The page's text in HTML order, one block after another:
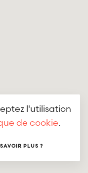
l'utilisation
de cookie.
PLUS ?